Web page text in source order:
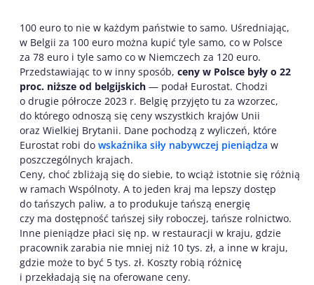
100 euro to nie w każdym państwie to samo. Uśredniając,
w Belgii za 100 euro można kupić tyle samo, co w Polsce
za 78 euro i tyle samo co w Niemczech za 120 euro.
Przedstawiając to w inny sposób, ceny w Polsce były o 22
proc. niższe od belgijskich — podał Eurostat. Chodzi
o drugie półrocze 2023 r. Belgię przyjęto tu za wzorzec,
do którego odnoszą się ceny wszystkich krajów Unii
oraz Wielkiej Brytanii. Dane pochodzą z wyliczeń, które
Eurostat robi do wskaźnika siły nabywczej pieniądza w
poszczególnych krajach.
Ceny, choć zbliżają się do siebie, to wciąż istotnie się różnią
w ramach Wspólnoty. A to jeden kraj ma lepszy dostęp
do tańszych paliw, a to produkuje tańszą energię
czy ma dostępność tańszej siły roboczej, tańsze rolnictwo.
Inne pieniądze płaci się np. w restauracji w kraju, gdzie
pracownik zarabia nie mniej niż 10 tys. zł, a inne w kraju,
gdzie może to być 5 tys. zł. Koszty robią różnicę
i przekładają się na oferowane ceny.